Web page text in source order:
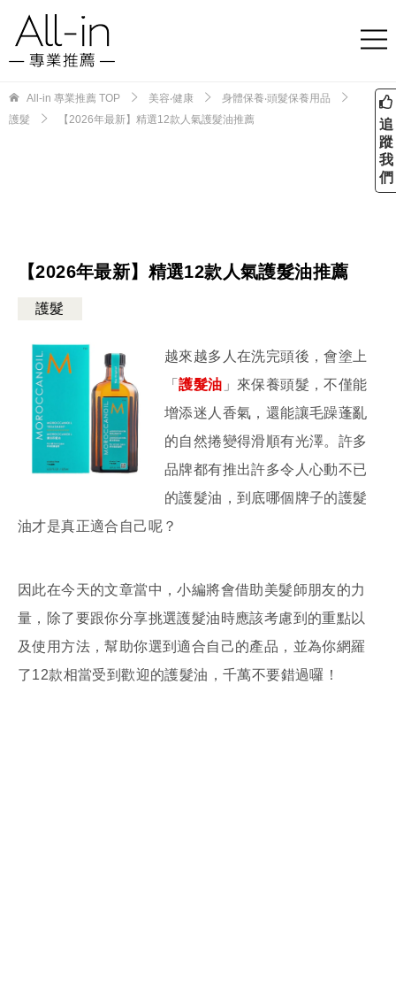
All-in 專業推薦 TOP 美容‧健康
身體保養‧頭髮保養用品
護髮
【2026年最新】精選12款人氣護髮油推薦
【2026年最新】精選12款人氣護髮油推薦
護髮
越來越多人在洗完頭後，會塗上
「護髮油 」來保養頭髮，不僅能
增添迷人香氣，還能讓毛躁蓬亂
的自然捲變得滑順有光澤。許多
品牌都有推出許多令人心動不已
的護髮油，到底哪個牌子的護髮
油才是真正適合自己呢？
因此在今天的文章當中，小編將會借助美髮師朋友的力
量，除了要跟你分享挑選護髮油時應該考慮到的重點以
及使用方法，幫助你選到適合自己的產品，並為你網羅
了12款相當受到歡迎的護髮油，千萬不要錯過囉！
追
蹤
我
們